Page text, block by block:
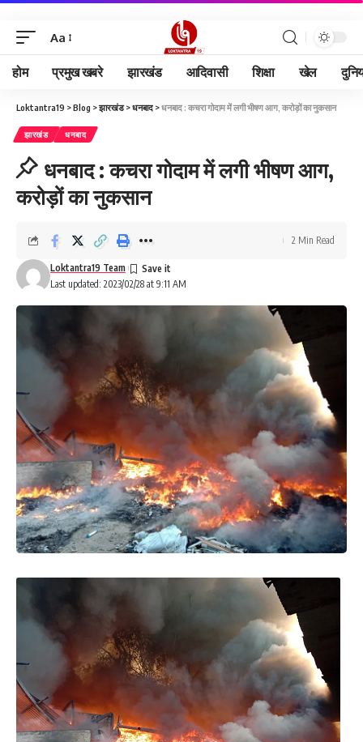
Aa
होम प्रमुख खबरे झारखंड आदिवासी शिक्षा खेल
Loktantra19 >Blog >झारखंड>धनबाद >धनबाद : कचरा गोदाम में लगी भीषण आग, करोड़ों का नुकसान
झारखंड धनबाद
धनबाद : कचरा गोदाम में लगी भीषण आग,
करोड़ों का नुकसान
Last updated: 2023/02/28 at 9:11 AM
Loktantra19 Team
2 Min Read